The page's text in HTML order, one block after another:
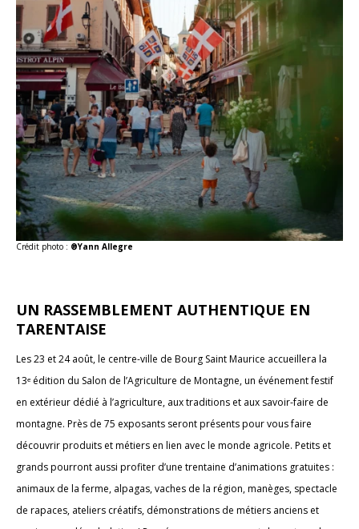
Crédit photo : ®Yann Allegre
UN RASSEMBLEMENT AUTHENTIQUE EN
TARENTAISE
Les 23 et 24 août, le centre-ville de Bourg Saint Maurice accueillera la
13ᵉ édition du Salon de l’Agriculture de Montagne, un événement festif
en extérieur dédié à l’agriculture, aux traditions et aux savoir-faire de
montagne. Près de 75 exposants seront présents pour vous faire
découvrir produits et métiers en lien avec le monde agricole. Petits et
grands pourront aussi profiter d’une trentaine d’animations gratuites :
animaux de la ferme, alpagas, vaches de la région, manèges, spectacle
de rapaces, ateliers créatifs, démonstrations de métiers anciens et